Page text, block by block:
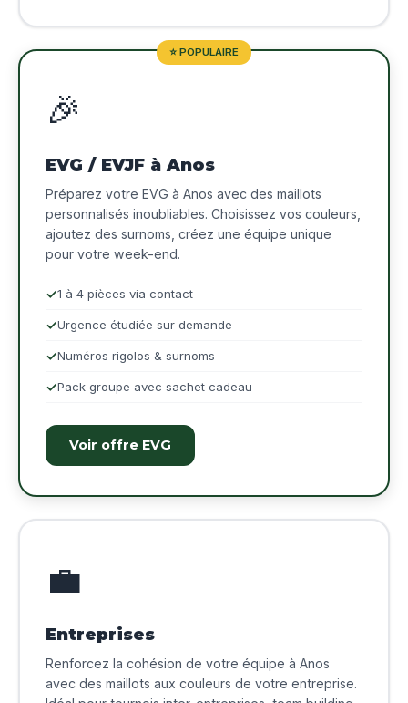
⭐ POPULAIRE
🎉
EVG / EVJF à Anos
Préparez votre EVG à Anos avec des maillots
personnalisés inoubliables. Choisissez vos couleurs,
ajoutez des surnoms, créez une équipe unique
pour votre week-end.
1 à 4 pièces via contact
Urgence étudiée sur demande
Numéros rigolos & surnoms
Pack groupe avec sachet cadeau
Voir offre EVG
💼
Entreprises
Renforcez la cohésion de votre équipe à Anos
avec des maillots aux couleurs de votre entreprise.